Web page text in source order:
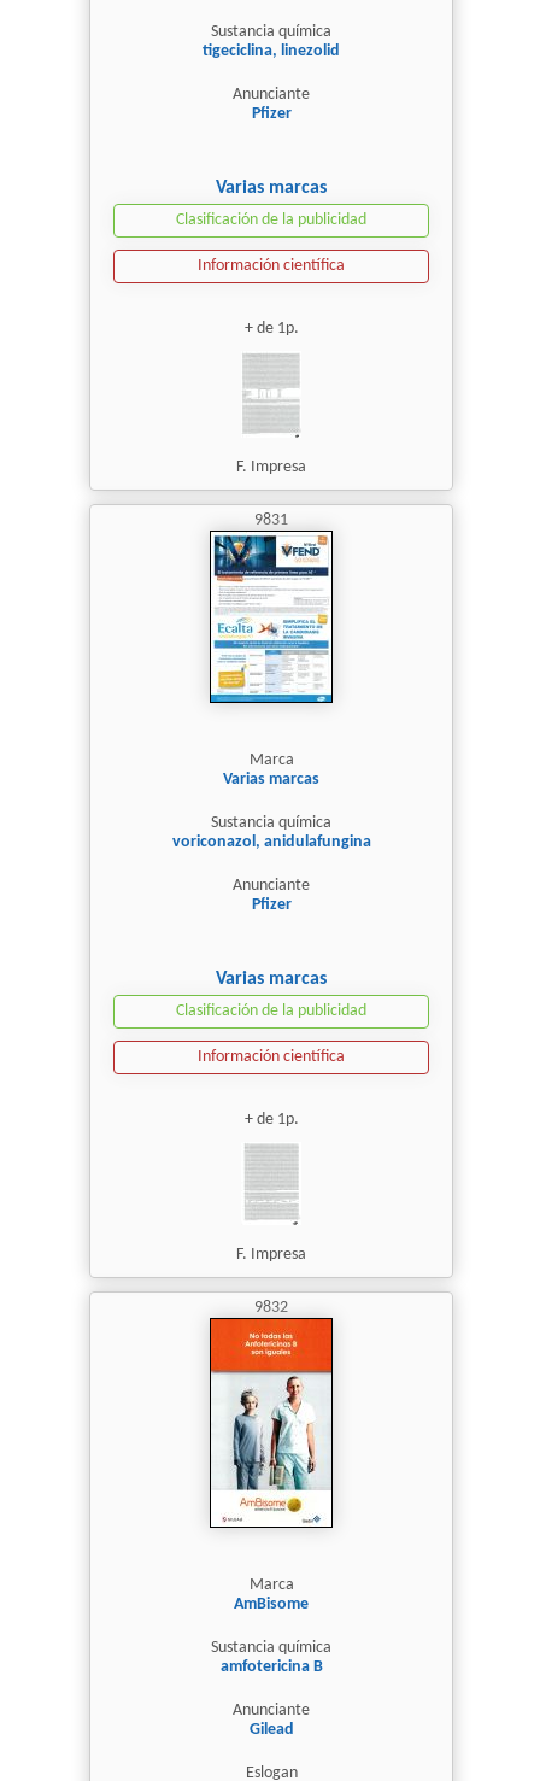
Sustancia química
tigeciclina, linezolid
Anunciante
Pfizer
Varias marcas
Clasificación de la publicidad
Información científica
+ de 1p.
F. Impresa
9831
Marca
Varias marcas
Sustancia química
voriconazol, anidulafungina
Anunciante
Pfizer
Varias marcas
Clasificación de la publicidad
Información científica
+ de 1p.
F. Impresa
9832
Marca
AmBisome
Sustancia química
amfotericina B
Anunciante
Gilead
Eslogan